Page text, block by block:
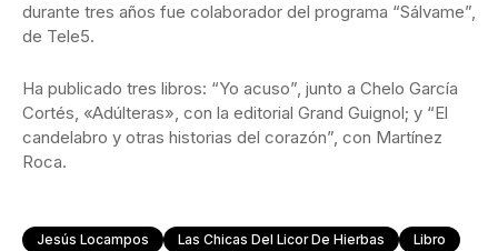
durante tres años fue colaborador del programa “Sálvame”,
de Tele5.
Ha publicado tres libros: “Yo acuso”, junto a Chelo García
Cortés, «Adúlteras», con la editorial Grand Guignol; y “El
candelabro y otras historias del corazón”, con Martínez
Roca.
Jesús Locampos Las Chicas Del Licor De Hierbas
Libro